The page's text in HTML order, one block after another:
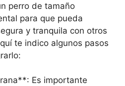
perro de tamaño
para que pueda
y tranquila con otros
te indico algunos pasos
Es importante